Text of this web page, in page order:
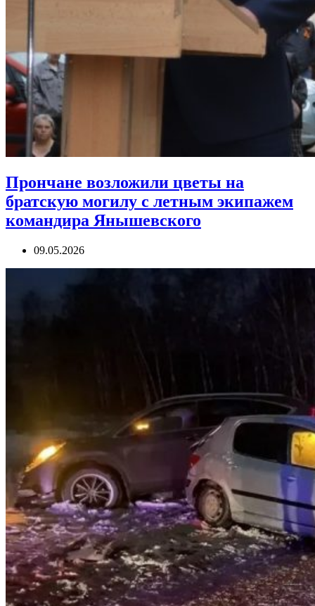
Прончане возложили цветы на
братскую могилу с летным экипажем
командира Янышевского
09.05.2026